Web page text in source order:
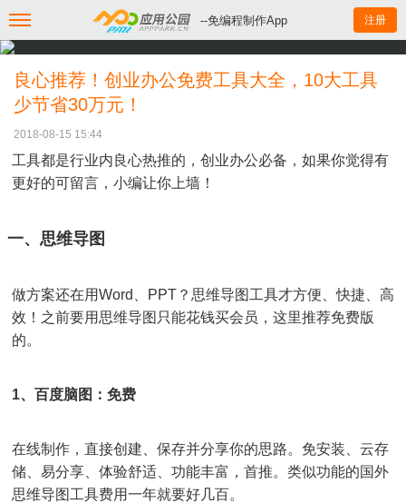
--免编程制作App 注册
良心推荐！创业办公免费工具大全，10大工具
少节省30万元！
2018-08-15 15:44
工具都是行业内良心热推的，创业办公必备，如果你觉得有
更好的可留言，小编让你上墙！
一、思维导图
做方案还在用Word、PPT？思维导图工具才方便、快捷、高
效！之前要用思维导图只能花钱买会员，这里推荐免费版
的。
1、百度脑图：免费
在线制作，直接创建、保存并分享你的思路。免安装、云存
储、易分享、体验舒适、功能丰富，首推。类似功能的国外
思维导图工具费用一年就要好几百。